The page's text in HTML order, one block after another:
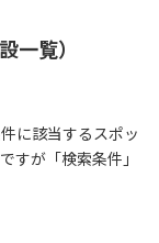
一覧）
に該当するスポッ
すが「検索条件」